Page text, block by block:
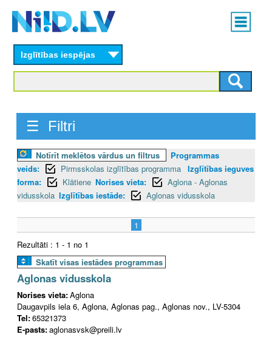
content
Main
menu
Izglītības iespējas
☰ Filtri
Notīrīt meklētos vārdus un filtrus
Programmas
veids:
Pirmsskolas izglītības programma Izglītības ieguves
forma:
Klātiene Norises vieta:
Aglona - Aglonas
vidusskola Izglītības iestāde: Aglonas vidusskola
1
Rezultāti : 1 - 1 no 1
Skatīt visas iestādes programmas
Aglonas vidusskola
Norises vieta:Aglona
Daugavpils iela 6, Aglona, Aglonas pag., Aglonas nov., LV-5304
Tel:65321373
E-pasts:aglonasvsk@preili.lv